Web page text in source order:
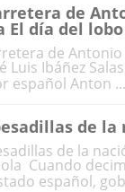
de
El día del lobo
de
Luis Ibáñez
español Anton ...
de la
de la
Cuando
español,